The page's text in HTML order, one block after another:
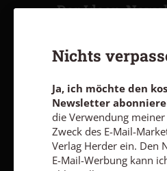
Der Ideen-
Ja, ich möchte den
zum Zweck des E-Mail-
Den Newsletter oder die E-Mail-
Ich bin einverstanden, dass
Nutzungsverhalten in Newsletter
und ausgewertet wird, um die
Interessen auszurichten. Über
Nichts
Ja, ich möchte den
Newsletter
die Verwendung
Zweck des E-Mail-
Verlag Herder ein. Den
E-Mail-Werbung kann